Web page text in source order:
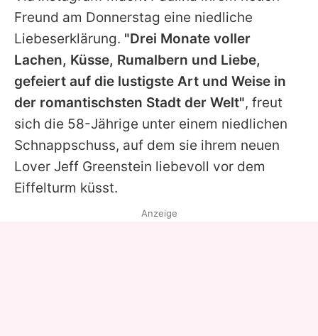
Freund am Donnerstag eine niedliche
Liebeserklärung. "Drei Monate voller
Lachen, Küsse, Rumalbern und Liebe,
gefeiert auf die lustigste Art und Weise in
der romantischsten Stadt der Welt", freut
sich die 58-Jährige unter einem niedlichen
Schnappschuss, auf dem sie ihrem neuen
Lover Jeff Greenstein liebevoll vor dem
Eiffelturm küsst.
Anzeige